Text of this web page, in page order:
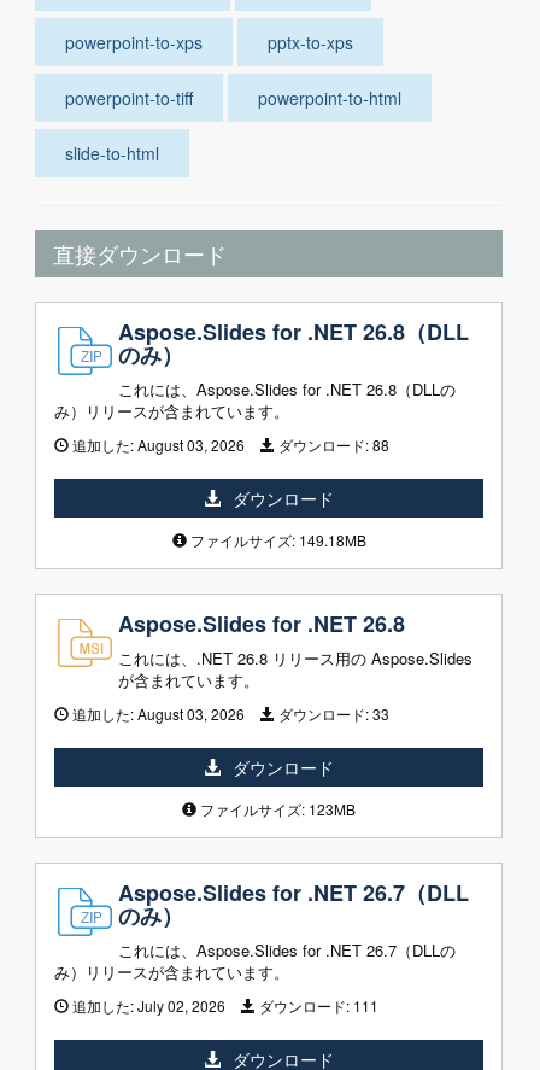
powerpoint-to-xps pptx-to-xps
powerpoint-to-tiff powerpoint-to-html
slide-to-html
直接ダウンロード
Aspose.Slides for .NET 26.8（DLL
のみ）
これには、Aspose.Slides for .NET 26.8（DLLの
み）リリースが含まれています。
追加した:August 03, 2026 ダウンロード:88
ダウンロード
ファイルサイズ: 149.18MB
Aspose.Slides for .NET 26.8
これには、.NET 26.8 リリース用の Aspose.Slides
が含まれています。
追加した:August 03, 2026 ダウンロード:33
ダウンロード
ファイルサイズ: 123MB
Aspose.Slides for .NET 26.7（DLL
のみ）
これには、Aspose.Slides for .NET 26.7（DLLの
み）リリースが含まれています。
追加した:July 02, 2026 ダウンロード: 111
ダウンロード